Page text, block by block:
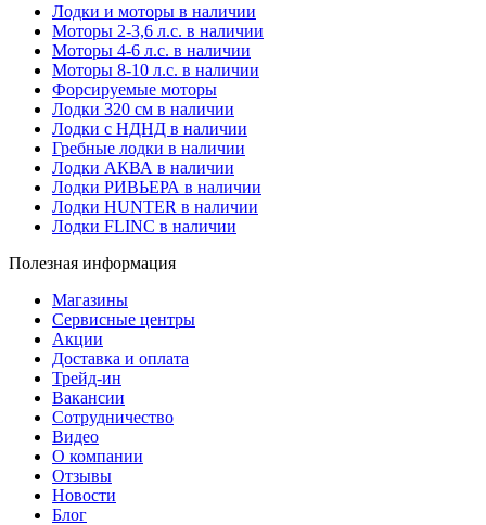
Лодки и моторы в наличии
Моторы 2-3,6 л.с. в наличии
Моторы 4-6 л.с. в наличии
Моторы 8-10 л.с. в наличии
Форсируемые моторы
Лодки 320 см в наличии
Лодки с НДНД в наличии
Гребные лодки в наличии
Лодки АКВА в наличии
Лодки РИВЬЕРА в наличии
Лодки HUNTER в наличии
Лодки FLINC в наличии
Полезная информация
Магазины
Сервисные центры
Акции
Доставка и оплата
Трейд-ин
Вакансии
Сотрудничество
Видео
О компании
Отзывы
Новости
Блог